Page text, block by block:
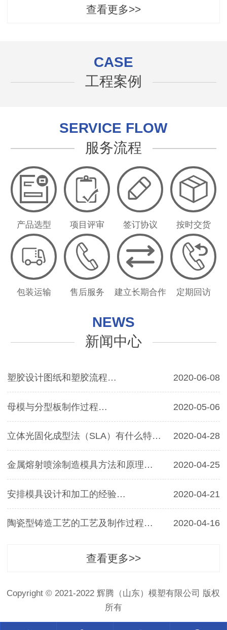
查看更多>>
CASE
工程案例
SERVICE FLOW
服务流程
产品选型 项目评审 签订协议 按时交货
包装运输 售后服务 建立长期合作 定期回访
NEWS
新闻中心
塑胶设计图纸和塑胶流程… 2020-06-08
母模与分型板制作过程… 2020-05-06
立体光固化成型法（SLA）有什么特点… 2020-04-28
金属熔射喷涂制造模具方法和原理… 2020-04-25
安排模具设计和加工的经验… 2020-04-21
陶瓷型铸造工艺的工艺及制作过程… 2020-04-16
查看更多>>
Copyright © 2021-2022 辉腾（山东）模塑有限公司 版权
所有